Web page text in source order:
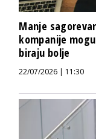
Manje
kompanije
biraju bolje
22/07/2026 | 11:30